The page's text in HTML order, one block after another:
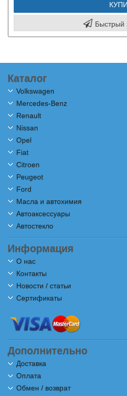
Быстрый
Каталог
Volkswagen
Mercedes-Benz
Renault
Nissan
Opel
Fiat
Citroen
Peugeot
Ford
Масла и автохимия
Автоаксессуары
Автостекло
Информация
О нас
Контакты
Новости / статьи
Сертификаты
Дополнительно
Доставка
Оплата
Обмен / возврат